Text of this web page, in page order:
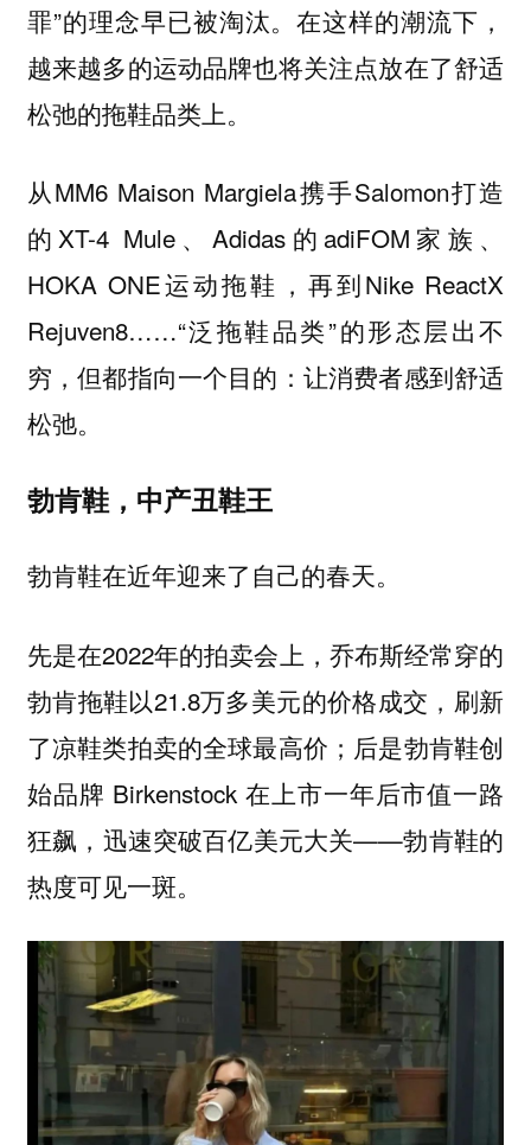
罪”的理念早已被淘汰。在这样的潮流下，
越来越多的运动品牌也将关注点放在了舒适
松弛的拖鞋品类上。
从MM6 Maison Margiela携手Salomon打造
的XT-4 Mule、Adidas的adiFOM家族、
HOKA ONE运动拖鞋，再到Nike ReactX
Rejuven8……“泛拖鞋品类”的形态层出不
穷，但都指向一个目的： 让消费者感到舒适
松弛。
勃肯鞋，中产丑鞋王
勃肯鞋在近年迎来了自己的春天。
先是在2022年的拍卖会上，乔布斯经常穿的
勃肯拖鞋以21.8万多美元的价格成交，刷新
了凉鞋类拍卖的全球最高价；后是勃肯鞋创
始品牌 Birkenstock 在上市一年后市值一路
狂飙，迅速突破百亿美元大关——勃肯鞋的
热度可见一斑。